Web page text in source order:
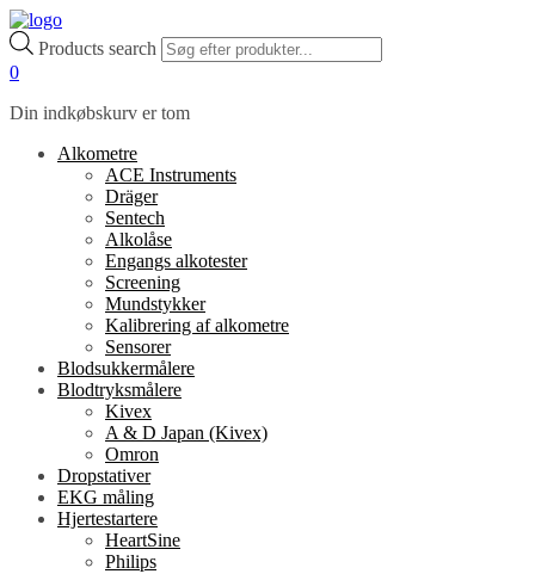
Products search
0
Din indkøbskurv er tom
Alkometre
ACE Instruments
Dräger
Sentech
Alkolåse
Engangs alkotester
Screening
Mundstykker
Kalibrering af alkometre
Sensorer
Blodsukkermålere
Blodtryksmålere
Kivex
A & D Japan (Kivex)
Omron
Dropstativer
EKG måling
Hjertestartere
HeartSine
Philips